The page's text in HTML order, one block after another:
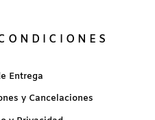
Entrega
y Cancelaciones